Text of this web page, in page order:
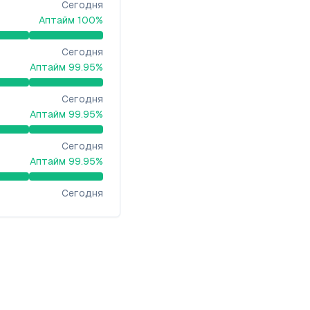
Сегодня
Аптайм 100%
Сегодня
Аптайм 99.95%
Сегодня
Аптайм 99.95%
Сегодня
Аптайм 99.95%
Сегодня